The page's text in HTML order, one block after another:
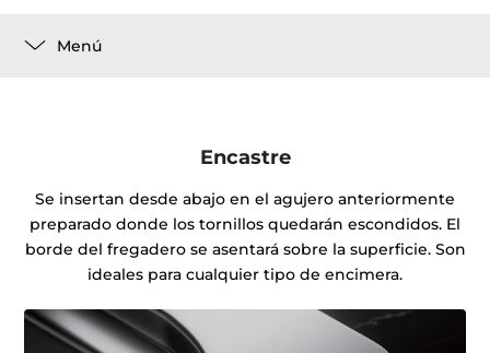
Menú
Encastre
Se insertan desde abajo en el agujero anteriormente
preparado donde los tornillos quedarán escondidos. El
borde del fregadero se asentará sobre la superficie. Son
ideales para cualquier tipo de encimera.